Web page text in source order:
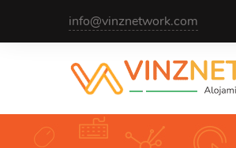
info@vinznetwork.com